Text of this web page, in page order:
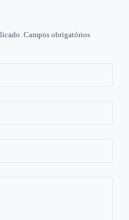
Campos obrigatórios